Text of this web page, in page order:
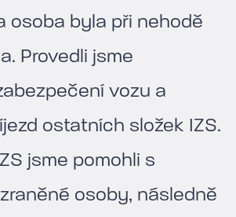
osoba byla při nehodě
Provedli jsme
vozu a
ostatních složek IZS.
jsme pomohli s
osoby, následně